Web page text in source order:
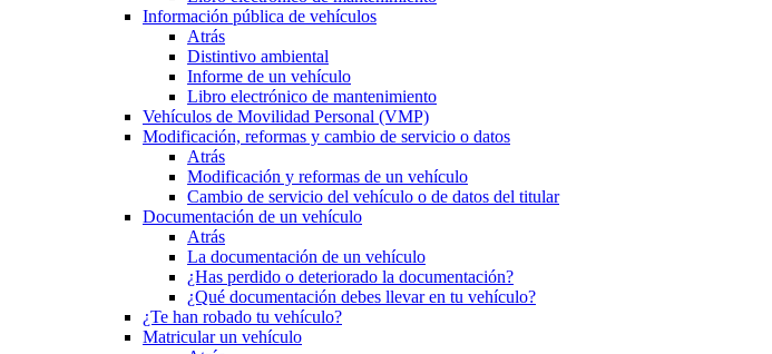
Información pública de vehículos
Atrás
Distintivo ambiental
Informe de un vehículo
Libro electrónico de mantenimiento
Vehículos de Movilidad Personal (VMP)
Modificación, reformas y cambio de servicio o datos
Atrás
Modificación y reformas de un vehículo
Cambio de servicio del vehículo o de datos del titular
Documentación de un vehículo
Atrás
La documentación de un vehículo
¿Has perdido o deteriorado la documentación?
¿Qué documentación debes llevar en tu vehículo?
¿Te han robado tu vehículo?
Matricular un vehículo